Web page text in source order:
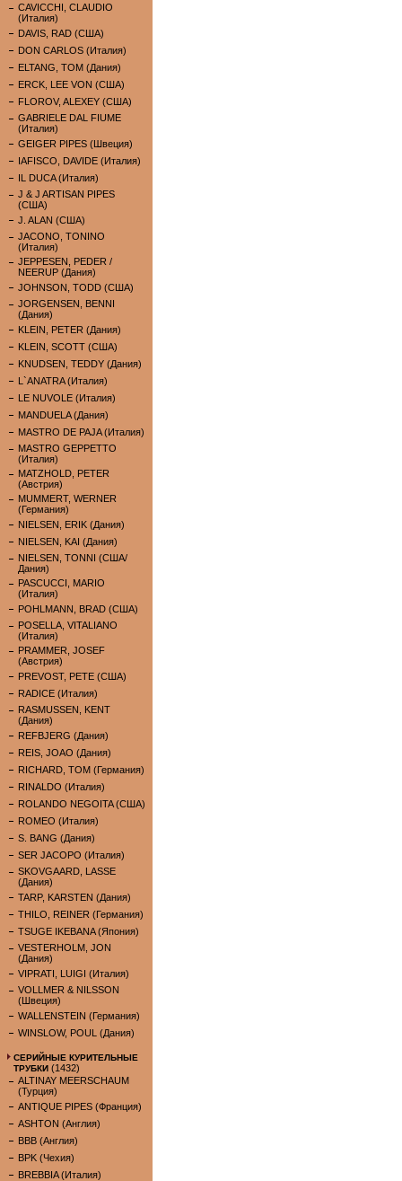
CAVICCHI, CLAUDIO
(Италия)
DAVIS, RAD (США)
DON CARLOS (Италия)
ELTANG, TOM (Дания)
ERCK, LEE VON (США)
FLOROV, ALEXEY (США)
GABRIELE DAL FIUME
(Италия)
GEIGER PIPES (Швеция)
IAFISCO, DAVIDE (Италия)
IL DUCA (Италия)
J & J ARTISAN PIPES
(США)
J. ALAN (США)
JACONO, TONINO
(Италия)
JEPPESEN, PEDER /
NEERUP (Дания)
JOHNSON, TODD (США)
JORGENSEN, BENNI
(Дания)
KLEIN, PETER (Дания)
KLEIN, SCOTT (США)
KNUDSEN, TEDDY (Дания)
L`ANATRA (Италия)
LE NUVOLE (Италия)
MANDUELA (Дания)
MASTRO DE PAJA (Италия)
MASTRO GEPPETTO
(Италия)
MATZHOLD, PETER
(Австрия)
MUMMERT, WERNER
(Германия)
NIELSEN, ERIK (Дания)
NIELSEN, KAI (Дания)
NIELSEN, TONNI (США/
Дания)
PASCUCCI, MARIO
(Италия)
POHLMANN, BRAD (США)
POSELLA, VITALIANO
(Италия)
PRAMMER, JOSEF
(Австрия)
PREVOST, PETE (США)
RADICE (Италия)
RASMUSSEN, KENT
(Дания)
REFBJERG (Дания)
REIS, JOAO (Дания)
RICHARD, TOM (Германия)
RINALDO (Италия)
ROLANDO NEGOITA (США)
ROMEO (Италия)
S. BANG (Дания)
SER JACOPO (Италия)
SKOVGAARD, LASSE
(Дания)
TARP, KARSTEN (Дания)
THILO, REINER (Германия)
TSUGE IKEBANA (Япония)
VESTERHOLM, JON
(Дания)
VIPRATI, LUIGI (Италия)
VOLLMER & NILSSON
(Швеция)
WALLENSTEIN (Германия)
WINSLOW, POUL (Дания)
СЕРИЙНЫЕ КУРИТЕЛЬНЫЕ
ТРУБКИ (1432)
ALTINAY MEERSCHAUM
(Турция)
ANTIQUE PIPES (Франция)
ASHTON (Англия)
BBB (Англия)
BPK (Чехия)
BREBBIA (Италия)